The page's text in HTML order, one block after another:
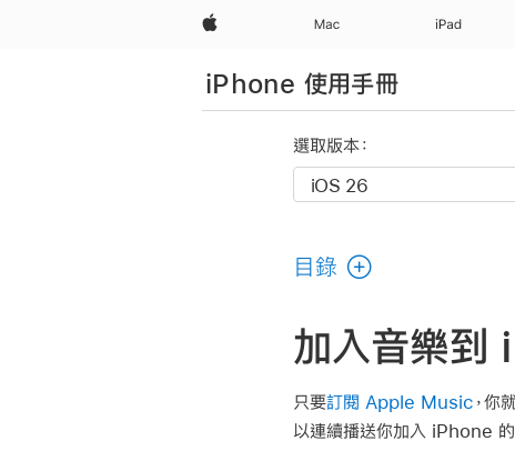
Apple Mac iPad
iPhone 使用手冊
選取版本：
目錄
加入音樂到
只要訂閱 Apple Music ，你
以連續播送你加入 iPhone 的